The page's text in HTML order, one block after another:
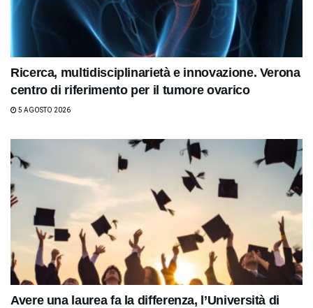
Ricerca, multidisciplinarietà e innovazione. Verona
centro di riferimento per il tumore ovarico
5 AGOSTO 2026
Avere una laurea fa la differenza, l’Università di